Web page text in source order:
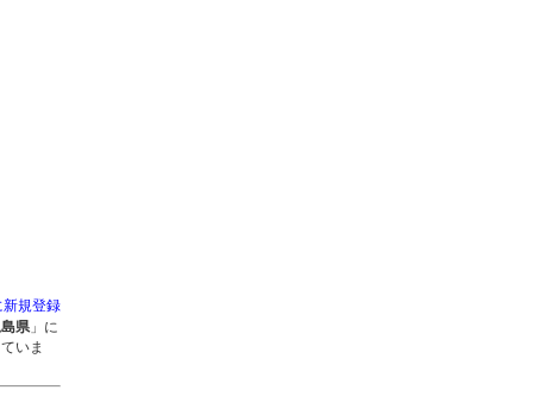
新規登録
県」に
いま